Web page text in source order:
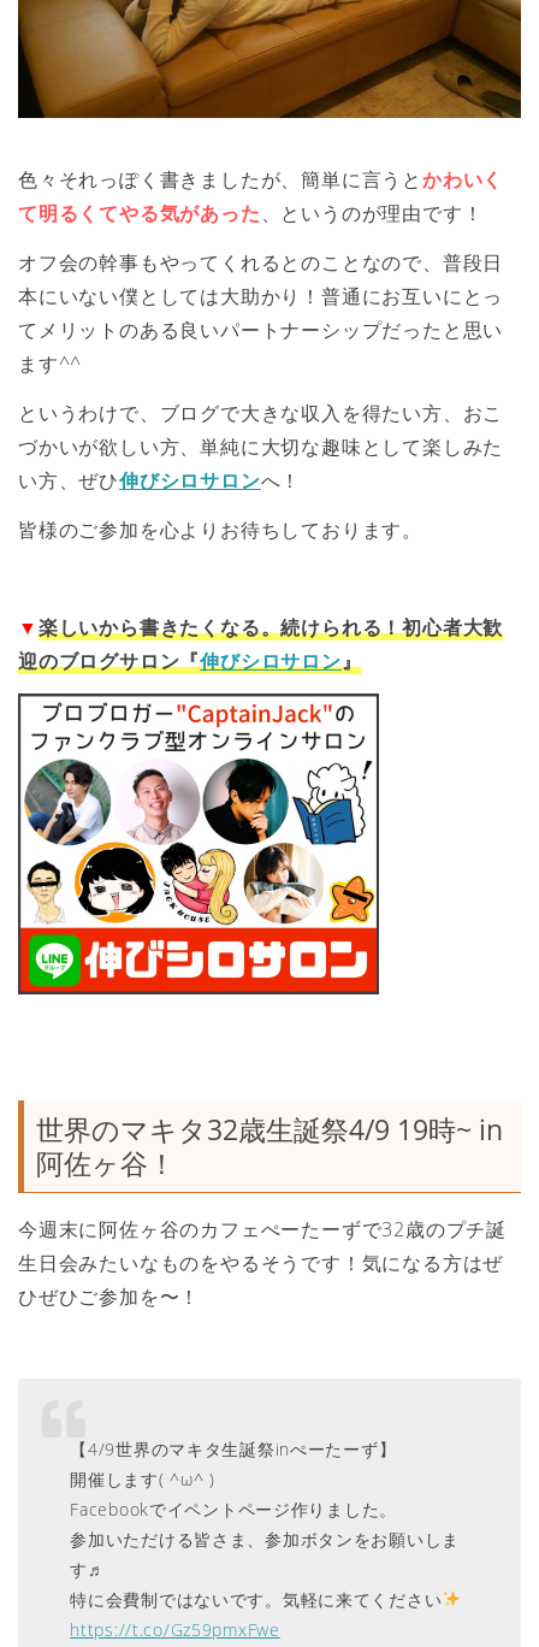
色々それっぽく書きましたが、簡単に言うとかわいく
て明るくてやる気があった、というのが理由です！
オフ会の幹事もやってくれるとのことなので、普段日
本にいない僕としては大助かり！普通にお互いにとっ
てメリットのある良いパートナーシップだったと思い
ます^^
というわけで、ブログで大きな収入を得たい方、おこ
づかいが欲しい方、単純に大切な趣味として楽しみた
い方、ぜひ伸びシロサロンへ！
皆様のご参加を心よりお待ちしております。
▼楽しいから書きたくなる。続けられる！初心者大歓
迎のブログサロン『伸びシロサロン』
世界のマキタ32歳生誕祭4/9 19時~ in
阿佐ヶ谷！
今週末に阿佐ヶ谷のカフェぺーたーずで32歳のプチ誕
生日会みたいなものをやるそうです！気になる方はぜ
ひぜひご参加を〜！
【4/9世界のマキタ生誕祭inぺーたーず】
開催します( ^ω^ )
Facebookでイペントページ作りました。
参加いただける皆さま、参加ボタンをお願いしま
す♬
特に会費制ではないです。気軽に来てください
https://t.co/Gz59pmxFwe